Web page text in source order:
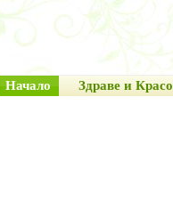
Начало Здраве и